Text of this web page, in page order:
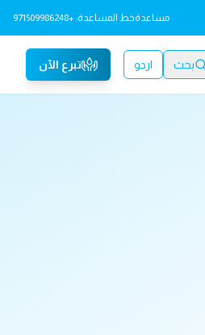
مساعدةخط المساعدة: +971509986248
بحث اردو تبرع الآن